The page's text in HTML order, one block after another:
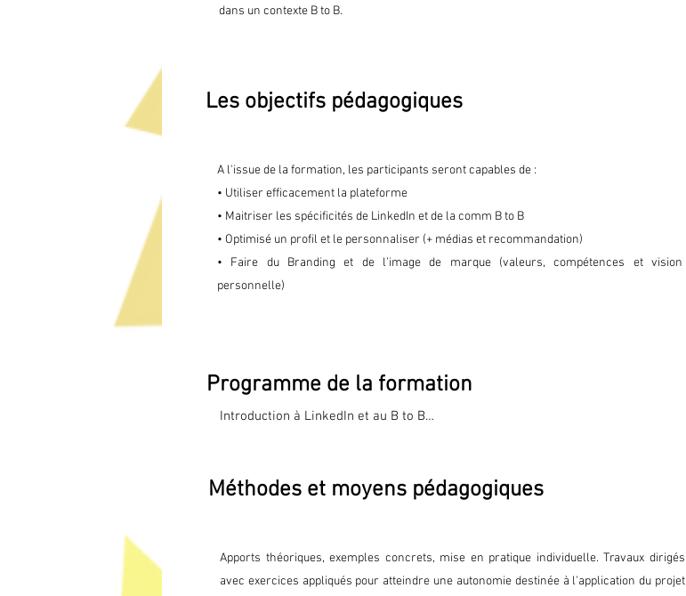
dans un contexte B to B.
Les objectifs pédagogiques
A l'issue de la formation, les participants seront capables de :
• Utiliser efficacement la plateforme
• Maitriser les spécificités de LinkedIn et de la comm B to B
• Optimisé un profil et le personnaliser (+ médias et recommandation)
• Faire du Branding et de l’image de marque (valeurs, compétences et vision
personnelle)
Programme de la formation
Introduction à LinkedIn et au B to B
Les spécificités de la communication B to B sur LinkedIn
Image de marque et branding personnel
Méthodes et moyens pédagogiques
Apports théoriques, exemples concrets, mise en pratique individuelle. Travaux dirigés
avec exercices appliqués pour atteindre une autonomie destinée à l'application du projet